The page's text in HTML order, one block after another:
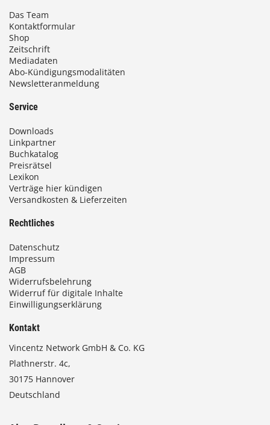
€
Das Team
Kontaktformular
Shop
Zeitschrift
Mediadaten
Abo-Kündigungsmodalitäten
Newsletteranmeldung
Service
Downloads
Linkpartner
Buchkatalog
Preisrätsel
Lexikon
Verträge hier kündigen
Versandkosten & Lieferzeiten
Rechtliches
Datenschutz
Impressum
AGB
Widerrufsbelehrung
Widerruf für digitale Inhalte
Einwilligungserklärung
Kontakt
Vincentz Network GmbH & Co. KG
Plathnerstr. 4c,
30175 Hannover
Deutschland